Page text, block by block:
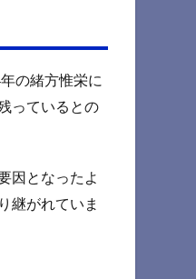
の緒方惟栄に
っているとの
因となったよ
継がれていま